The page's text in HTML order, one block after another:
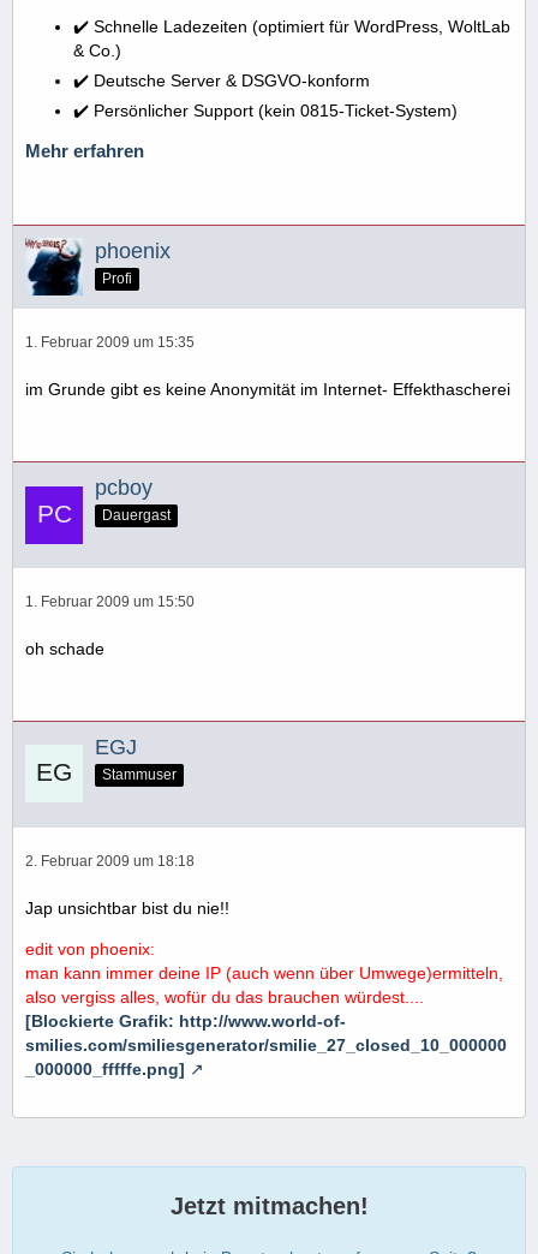
✔️ Schnelle Ladezeiten (optimiert für WordPress, WoltLab
& Co.)
✔️ Deutsche Server & DSGVO-konform
✔️ Persönlicher Support (kein 0815-Ticket-System)
Mehr erfahren
phoenix
Profi
1. Februar 2009 um 15:35
im Grunde gibt es keine Anonymität im Internet- Effekthascherei
pcboy
Dauergast
1. Februar 2009 um 15:50
oh schade
EGJ
Stammuser
2. Februar 2009 um 18:18
Jap unsichtbar bist du nie!!
edit von phoenix:
man kann immer deine IP (auch wenn über Umwege)ermitteln,
also vergiss alles, wofür du das brauchen würdest....
[Blockierte Grafik: http://www.world-of-
smilies.com/smiliesgenerator/smilie_27_closed_10_000000
_000000_fffffe.png]
Jetzt mitmachen!